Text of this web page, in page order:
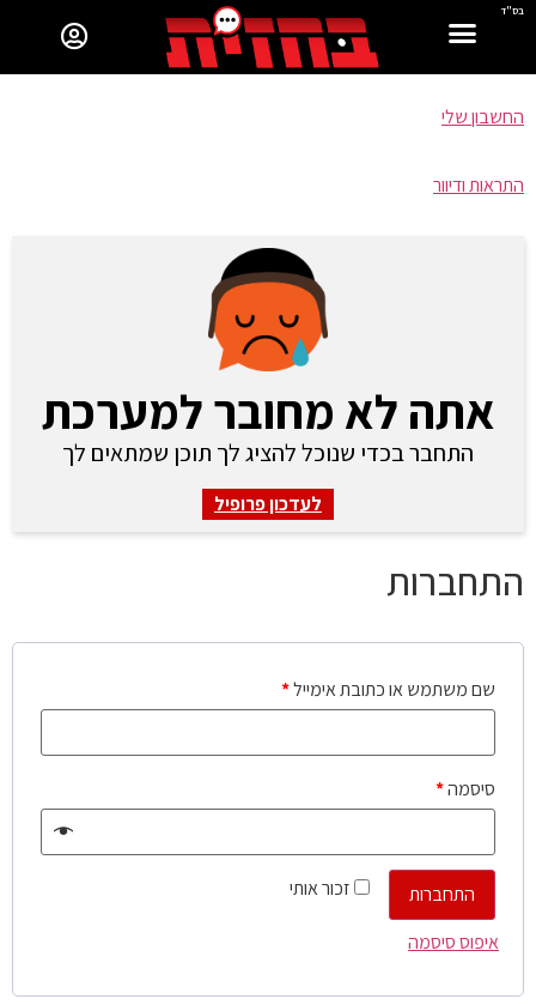
בס"ד
החשבון שלי
התראות ודיוור
אתה לא מחובר למערכת
התחבר בכדי שנוכל להציג לך תוכן שמתאים לך
לעדכון פרופיל
התחברות
שם משתמש או כתובת אימייל*
סיסמה*
זכור אותי
התחברות
איפוס סיסמה